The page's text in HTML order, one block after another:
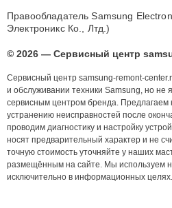
Правообладатель Samsung
Электроникс Ко., Лтд.)
© 2026 — Сервисный центр
Сервисный центр samsung-remont-
и обслуживании техники Samsung, но
сервисным центром бренда. Предлагаем
устранению неисправностей после
проводим диагностику и настройку
носят предварительный характер и не
точную стоимость уточняйте у наших
размещённым на сайте. Мы используем
исключительно в информационных целях.